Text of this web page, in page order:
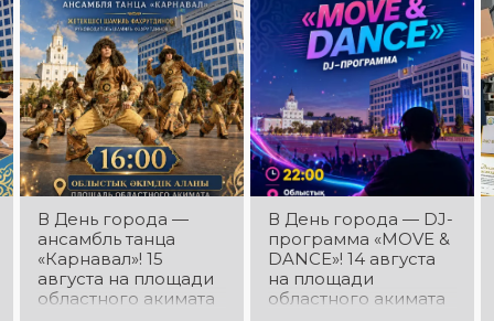
В День города —
ансамбль танца
«Карнавал»! 15
августа на площади
областного акимата
В День города — DJ-
программа «MOVE &
DANCE»! 14 августа
на площади
областного акимата